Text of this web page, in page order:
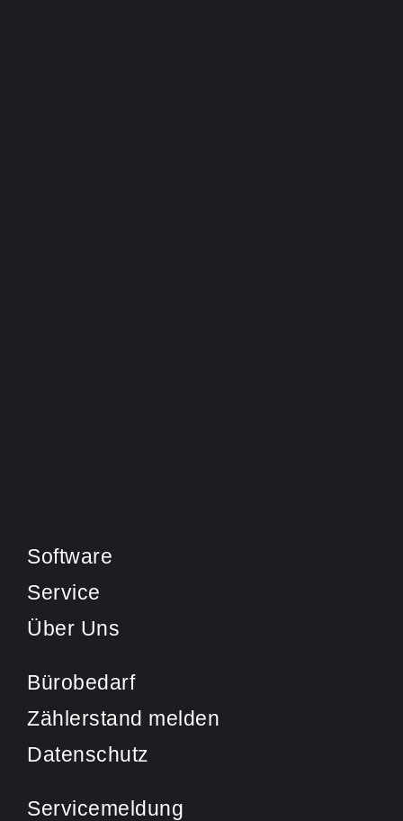
Software
Service
Über Uns
Bürobedarf
Zählerstand melden
Datenschutz
Servicemeldung